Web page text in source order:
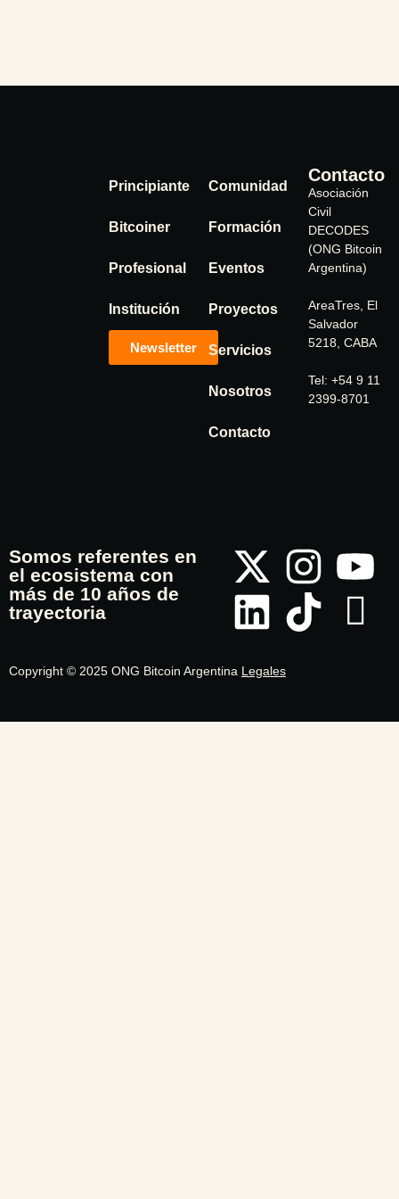
Principiante
Bitcoiner
Profesional
Institución
Newsletter
Comunidad
Formación
Eventos
Proyectos
Servicios
Nosotros
Contacto
Contacto
Asociación
Civil
DECODES
(ONG Bitcoin
Argentina)
AreaTres, El
Salvador
5218, CABA
Tel: +54 9 11
2399-8701
Somos referentes en
el ecosistema con
más de 10 años de
trayectoria
Copyright © 2025 ONG Bitcoin Argentina Legales